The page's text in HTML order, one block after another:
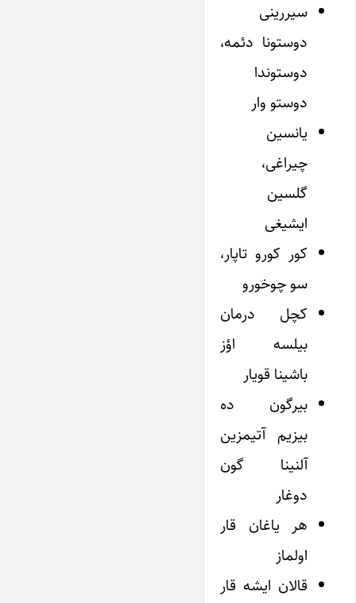
سیررینی
دوستونا دئمه،
دوستوندا
دوستو وار
یانسین
چیراغی،
گلسین
ایشیغی
کور کورو تاپار،
سو چوخورو
کچل درمان
بیلسه اؤز
باشینا قویار
بیرگون ده
بیزیم آتیمزین
آلنینا گون
دوغار
هر یاغان قار
اولماز
قالان ایشه قار